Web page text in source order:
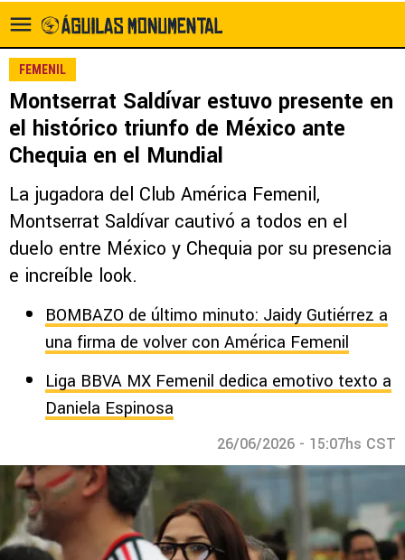
FEMENIL
Montserrat Saldívar estuvo presente en
el histórico triunfo de México ante
Chequia en el Mundial
La jugadora del Club América Femenil,
Montserrat Saldívar cautivó a todos en el
duelo entre México y Chequia por su presencia
e increíble look.
BOMBAZO de último minuto: Jaidy Gutiérrez a
una firma de volver con América Femenil
Liga BBVA MX Femenil dedica emotivo texto a
Daniela Espinosa
26/06/2026 - 15:07hs CST